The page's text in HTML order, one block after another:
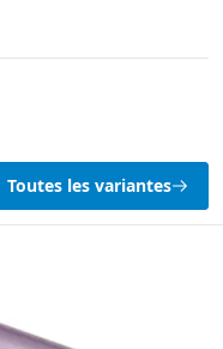
Toutes les variantes